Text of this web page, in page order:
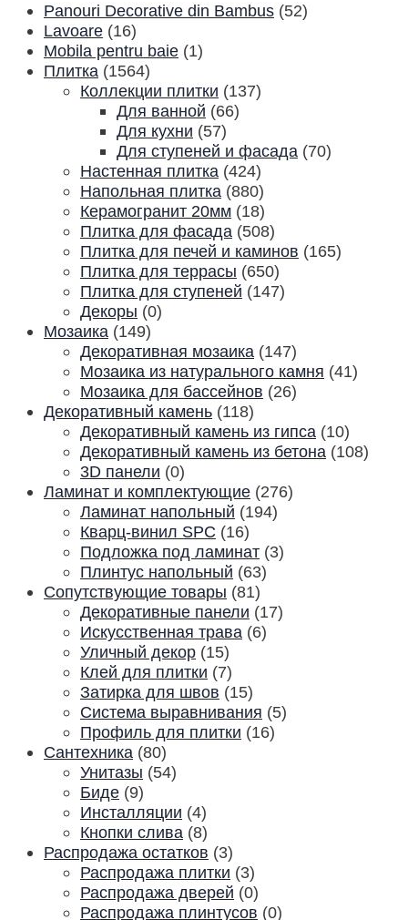
Panouri Decorative din Bambus (52)
Lavoare (16)
Mobila pentru baie (1)
Плитка (1564)
Коллекции плитки (137)
Для ванной (66)
Для кухни (57)
Для ступеней и фасада (70)
Настенная плитка (424)
Напольная плитка (880)
Керамогранит 20мм (18)
Плитка для фасада (508)
Плитка для печей и каминов (165)
Плитка для террасы (650)
Плитка для ступеней (147)
Декоры (0)
Мозаика (149)
Декоративная мозаика (147)
Мозаика из натурального камня (41)
Мозаика для бассейнов (26)
Декоративный камень (118)
Декоративный камень из гипса (10)
Декоративный камень из бетона (108)
3D панели (0)
Ламинат и комплектующие (276)
Ламинат напольный (194)
Кварц-винил SPC (16)
Подложка под ламинат (3)
Плинтус напольный (63)
Сопутствующие товары (81)
Декоративные панели (17)
Искусственная трава (6)
Уличный декор (15)
Клей для плитки (7)
Затирка для швов (15)
Система выравнивания (5)
Профиль для плитки (16)
Сантехника (80)
Унитазы (54)
Биде (9)
Инсталляции (4)
Кнопки слива (8)
Распродажа остатков (3)
Распродажа плитки (3)
Распродажа дверей (0)
Распродажа плинтусов (0)